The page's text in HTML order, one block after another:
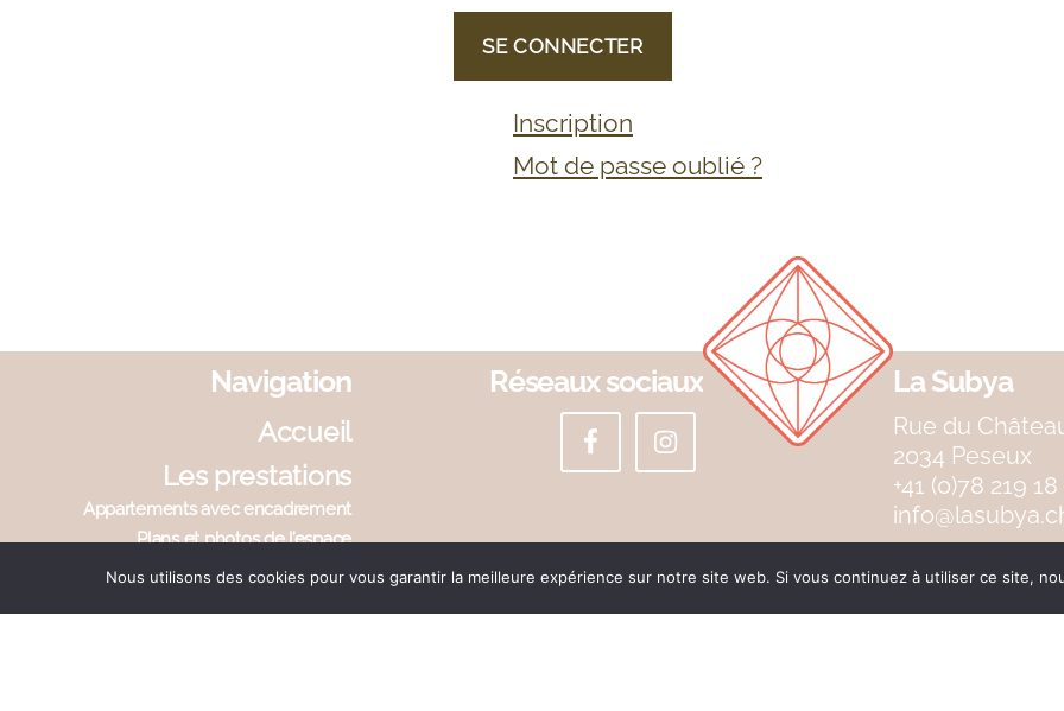
SE CONNECTER
Inscription
Mot de passe oublié ?
Navigation
Accueil
Les prestations
Appartements avec encadrement
Plans et photos de l’espace
Principes de fonctionnement
Réseaux sociaux La Subya
Rue du
2034 Peseux
Nous utilisons des cookies pour vous garantir la meilleure expérience sur notre site web. Si vous continuez à utiliser ce site,